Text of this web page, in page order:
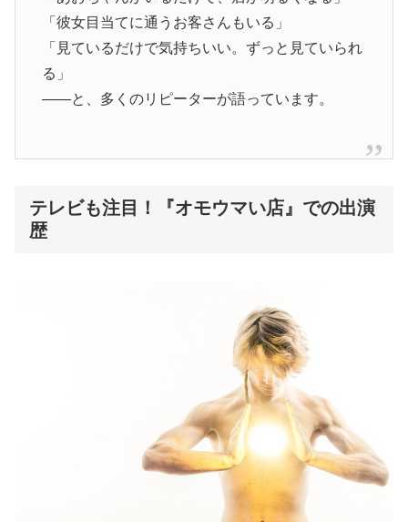
「彼女目当てに通うお客さんもいる」
「見ているだけで気持ちいい。ずっと見ていられ
る」
――と、多くのリピーターが語っています。
テレビも注目！『オモウマい店』での出演
歴